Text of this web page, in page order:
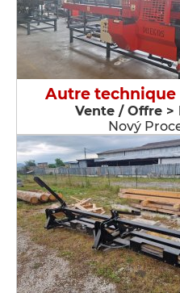
Autre technique
Vente / Offre >
Nový